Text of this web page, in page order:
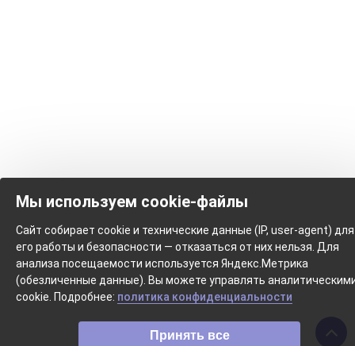
Мы используем cookie-файлы
Сайт собирает cookie и технические данные (IP, user-agent) для
его работы и безопасности — отказаться от них нельзя. Для
анализа посещаемости используется Яндекс.Метрика
(обезличенные данные). Вы можете управлять
cookie. Подробнее: политика конфиденциальности
Принять все